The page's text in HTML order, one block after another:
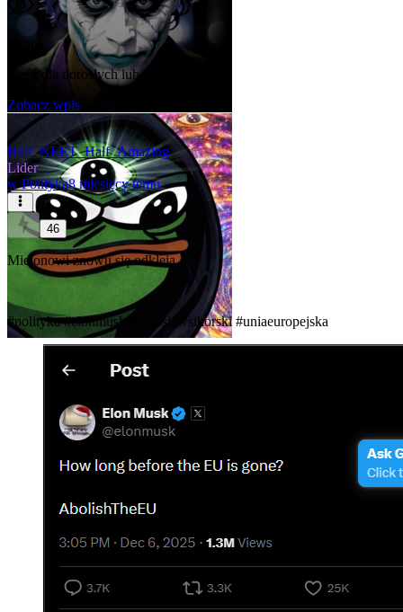
Treść dla dorosłych lub kontrowersyjna
Zobacz wpis
Half_NEET_Half_Amazing
Lider
w Polityka8 miesięcy temu
46
Mielonowi znowu się odkleja
#polityka #elonmusk #radoslawsikorski #uniaeuropejska